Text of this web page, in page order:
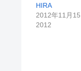
HIRA
2012年11月15
2012